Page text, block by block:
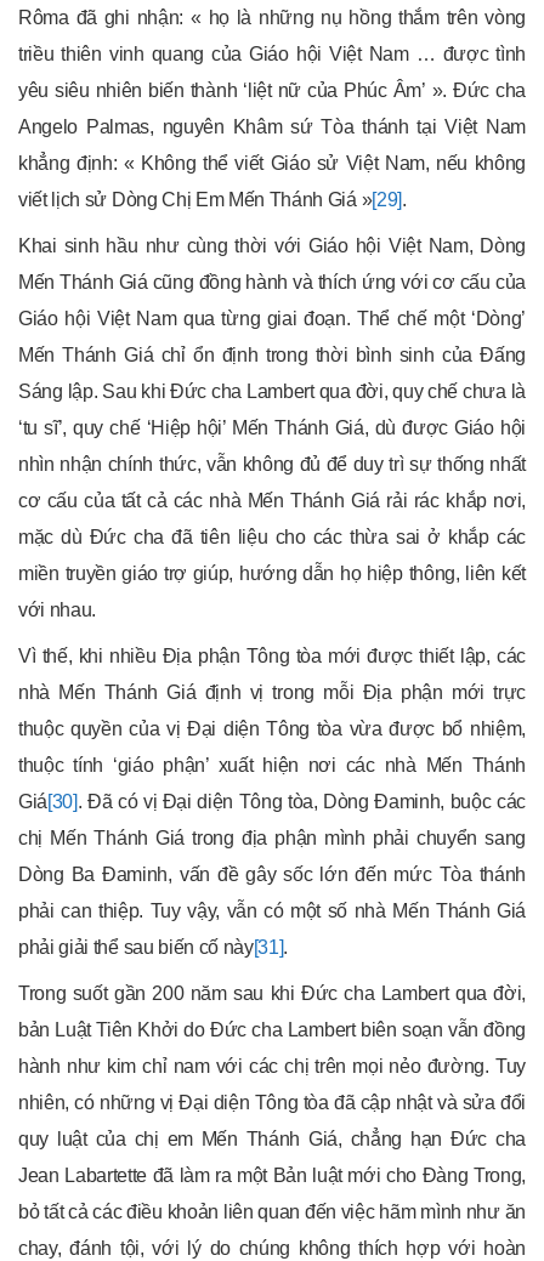
Rôma đã ghi nhận: « họ là những nụ hồng thắm trên vòng
triều thiên vinh quang của Giáo hội Việt Nam … được tình
yêu siêu nhiên biến thành ‘liệt nữ của Phúc Âm’ ». Đức cha
Angelo Palmas, nguyên Khâm sứ Tòa thánh tại Việt Nam
khẳng định: « Không thể viết Giáo sử Việt Nam, nếu không
viết lịch sử Dòng Chị Em Mến Thánh Giá »[29].
Khai sinh hầu như cùng thời với Giáo hội Việt Nam, Dòng
Mến Thánh Giá cũng đồng hành và thích ứng với cơ cấu của
Giáo hội Việt Nam qua từng giai đoạn. Thể chế một ‘Dòng’
Mến Thánh Giá chỉ ổn định trong thời bình sinh của Đấng
Sáng lập. Sau khi Đức cha Lambert qua đời, quy chế chưa là
‘tu sĩ’, quy chế ‘Hiệp hội’ Mến Thánh Giá, dù được Giáo hội
nhìn nhận chính thức, vẫn không đủ để duy trì sự thống nhất
cơ cấu của tất cả các nhà Mến Thánh Giá rải rác khắp nơi,
mặc dù Đức cha đã tiên liệu cho các thừa sai ở khắp các
miền truyền giáo trợ giúp, hướng dẫn họ hiệp thông, liên kết
với nhau.
Vì thế, khi nhiều Địa phận Tông tòa mới được thiết lập, các
nhà Mến Thánh Giá định vị trong mỗi Địa phận mới trực
thuộc quyền của vị Đại diện Tông tòa vừa được bổ nhiệm,
thuộc tính ‘giáo phận’ xuất hiện nơi các nhà Mến Thánh
Giá[30]. Đã có vị Đại diện Tông tòa, Dòng Đaminh, buộc các
chị Mến Thánh Giá trong địa phận mình phải chuyển sang
Dòng Ba Đaminh, vấn đề gây sốc lớn đến mức Tòa thánh
phải can thiệp. Tuy vậy, vẫn có một số nhà Mến Thánh Giá
phải giải thể sau biến cố này[31].
Trong suốt gần 200 năm sau khi Đức cha Lambert qua đời,
bản Luật Tiên Khởi do Đức cha Lambert biên soạn vẫn đồng
hành như kim chỉ nam với các chị trên mọi nẻo đường. Tuy
nhiên, có những vị Đại diện Tông tòa đã cập nhật và sửa đổi
quy luật của chị em Mến Thánh Giá, chẳng hạn Đức cha
Jean Labartette đã làm ra một Bản luật mới cho Đàng Trong,
bỏ tất cả các điều khoản liên quan đến việc hãm mình như ăn
chay, đánh tội, với lý do chúng không thích hợp với hoàn